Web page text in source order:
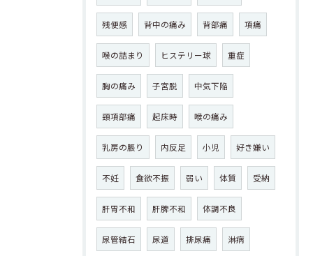
残便感 背中の痛み 背部痛 項痛
喉の詰まり ヒステリー球 重症
胸の痛み 子宮脱 中気下陥
頸項部痛 起床時 喉の痛み
乳房の脹り 内反足 小児 好き嫌い
不妊 食欲不振 弱い 体質 受納
肝胃不和 肝脾不和 体調不良
尿管結石 尿道 排尿痛 淋病